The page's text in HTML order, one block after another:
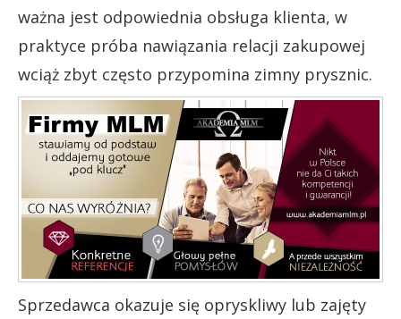
ważna jest odpowiednia obsługa klienta, w
praktyce próba nawiązania relacji zakupowej
wciąż zbyt często przypomina zimny prysznic.
Sprzedawca okazuje się opryskliwy lub zajęty